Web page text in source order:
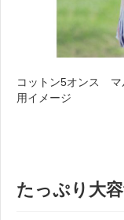
コットン5オンス
用イメージ
たっぷり大